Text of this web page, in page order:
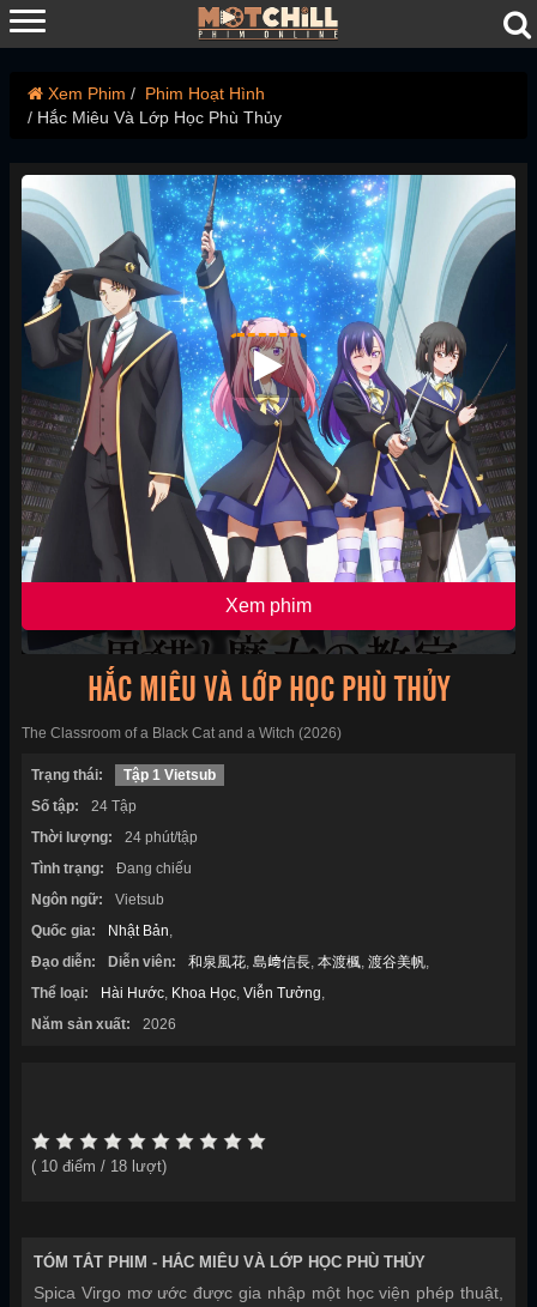
Xem Phim
Phim Hoạt Hình
Hắc Miêu Và Lớp Học Phù Thủy
Xem phim
HẮC MIÊU VÀ LỚP HỌC PHÙ THỦY
The Classroom of a Black Cat and a Witch (2026)
Trạng thái:
Tập 1 Vietsub
Số tập:
24 Tập
Thời lượng:
24 phút/tập
Tình trạng:
Đang chiếu
Ngôn ngữ:
Vietsub
Quốc gia:
Nhật Bản,
Đạo diễn:
Diễn viên: 和泉風花, 島﨑信長, 本渡楓, 渡谷美帆,
Thể loại:
Hài Hước, Khoa Học, Viễn Tưởng,
Năm sản xuất:
2026
( 10 điểm / 18 lượt)
TÓM TẮT PHIM - HẮC MIÊU VÀ LỚP HỌC PHÙ THỦY
Spica Virgo mơ ước được gia nhập một học viện phép thuật,